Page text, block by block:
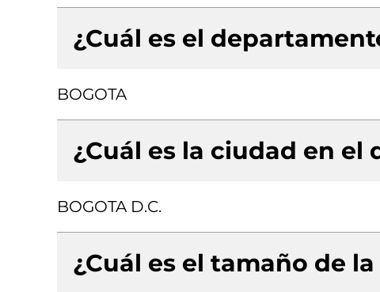
¿Cuál es el
BOGOTA
¿Cuál es la ciudad en el
BOGOTA D.C.
¿Cuál es el tamaño de